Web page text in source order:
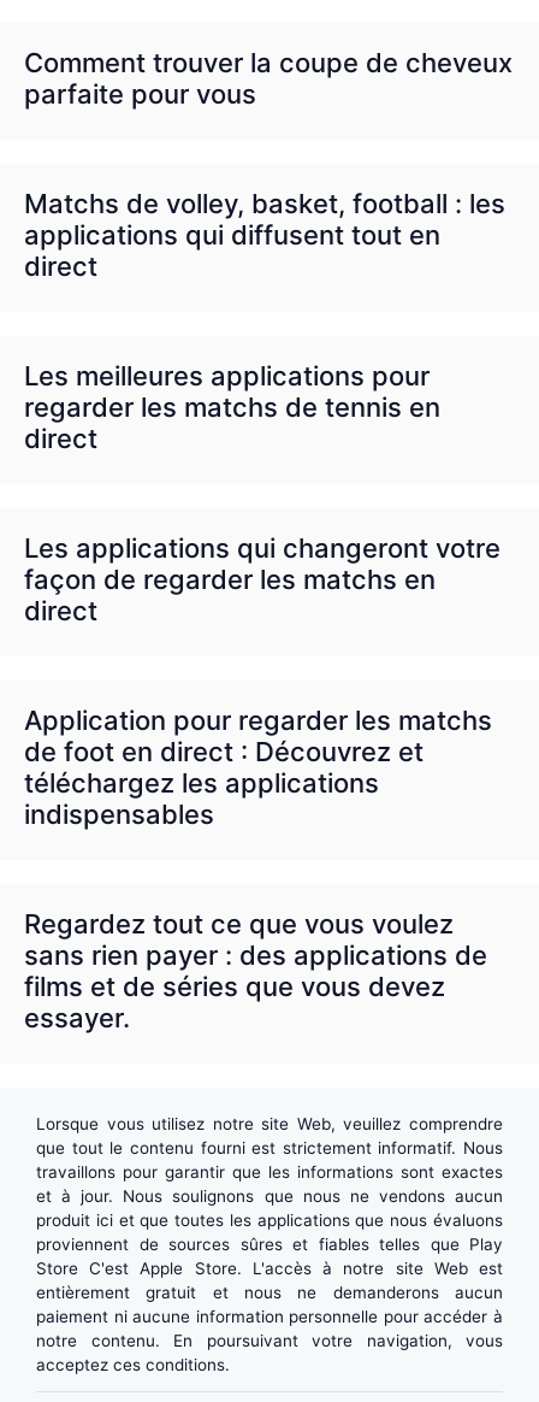
Comment trouver la coupe de cheveux
parfaite pour vous
Matchs de volley, basket, football : les
applications qui diffusent tout en
direct
Les meilleures applications pour
regarder les matchs de tennis en
direct
Les applications qui changeront votre
façon de regarder les matchs en
direct
Application pour regarder les matchs
de foot en direct : Découvrez et
téléchargez les applications
indispensables
Regardez tout ce que vous voulez
sans rien payer : des applications de
films et de séries que vous devez
essayer.
Lorsque vous utilisez notre site Web, veuillez comprendre
que tout le contenu fourni est strictement informatif. Nous
travaillons pour garantir que les informations sont exactes
et à jour. Nous soulignons que nous ne vendons aucun
produit ici et que toutes les applications que nous évaluons
proviennent de sources sûres et fiables telles que Play
Store C'estApple Store. L'accès à notre site Web est
entièrement gratuit et nous ne demanderons aucun
paiement ni aucune information personnelle pour accéder à
notre contenu. En poursuivant votre navigation, vous
acceptez ces conditions.